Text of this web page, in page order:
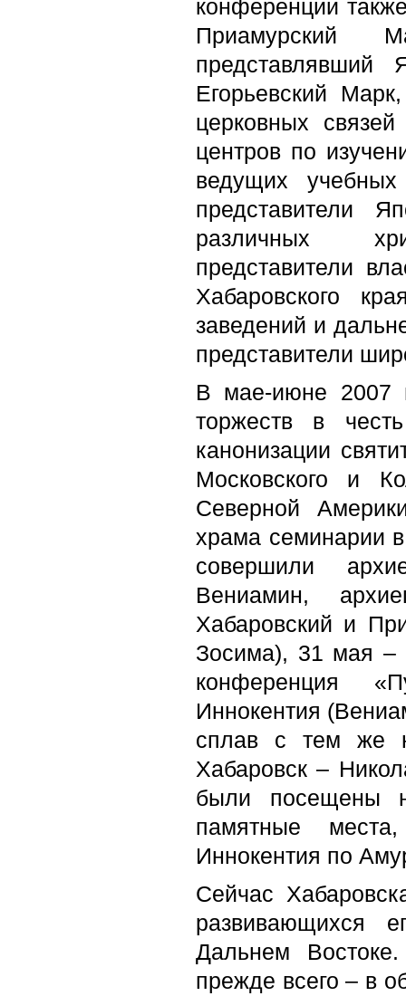
конференции
Приамурский
представлявший
Егорьевский
церковных
центров по
ведущих
представители
различных
представители
Хабаровского
заведений и
представители
В мае-июне 2007
торжеств в
канонизации
Московского и
Северной
храма семинарии в
совершили
Вениамин,
Хабаровский и
Зосима), 31 мая –
конференция
Иннокентия
сплав с тем же
Хабаровск –
были посещены
памятные
Иннокентия по
Сейчас
развивающихся
Дальнем
прежде всего – в